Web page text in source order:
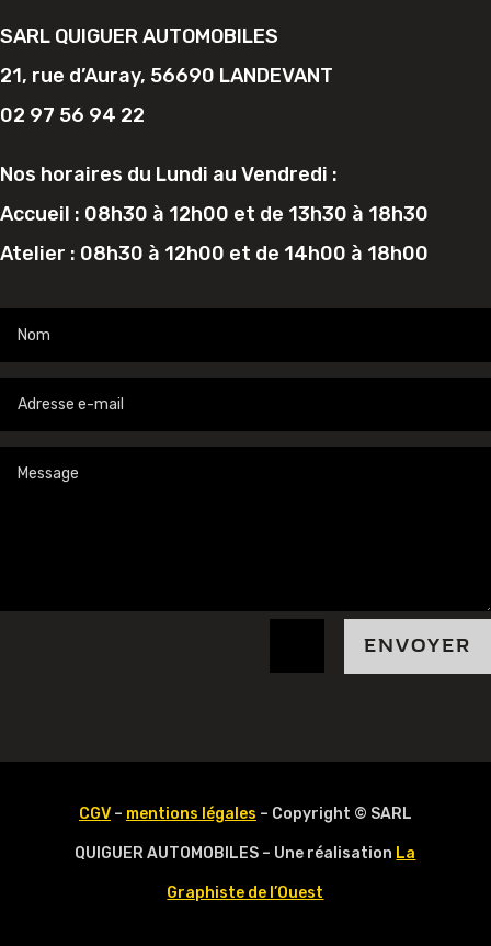
SARL QUIGUER AUTOMOBILES
21, rue d’Auray, 56690 LANDEVANT
02 97 56 94 22
Nos horaires du Lundi au Vendredi :
Accueil : 08h30 à 12h00 et de 13h30 à 18h30
Atelier : 08h30 à 12h00 et de 14h00 à 18h00
ENVOYER
CGV– mentions légales – Copyright © SARL
QUIGUER AUTOMOBILES – Une réalisation La
Graphiste de l’Ouest